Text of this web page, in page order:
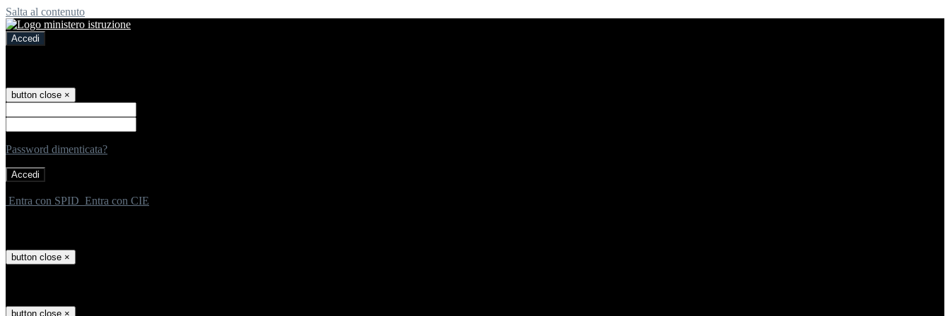
Salta al contenuto
Accedi
button close ×
Password dimenticata?
Entra con SPID Entra con CIE
button close ×
button close ×